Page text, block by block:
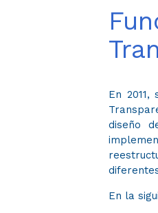
​​​​​En
diseño
En la